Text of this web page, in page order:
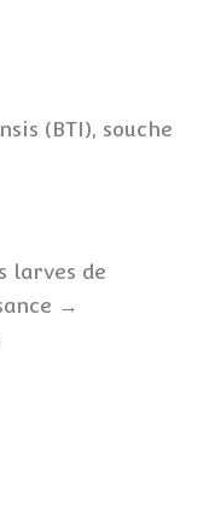
(BTI), souche
larves de
→